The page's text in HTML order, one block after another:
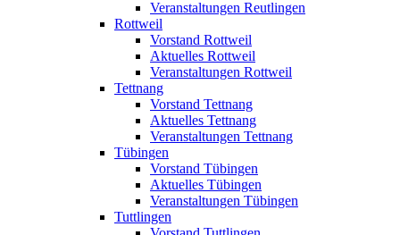
Veranstaltungen Reutlingen
Rottweil
Vorstand Rottweil
Aktuelles Rottweil
Veranstaltungen Rottweil
Tettnang
Vorstand Tettnang
Aktuelles Tettnang
Veranstaltungen Tettnang
Tübingen
Vorstand Tübingen
Aktuelles Tübingen
Veranstaltungen Tübingen
Tuttlingen